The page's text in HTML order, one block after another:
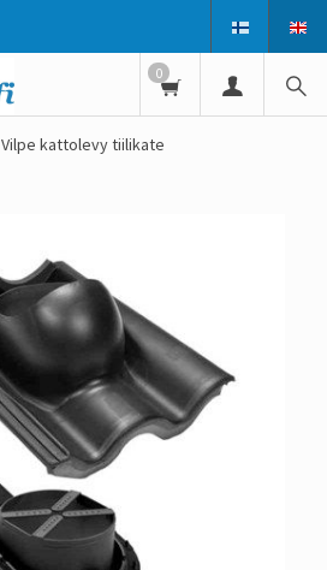
0
Vilpe kattolevy tiilikate